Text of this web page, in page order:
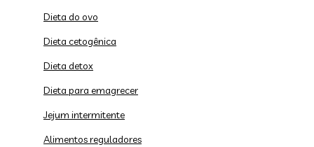
Dieta do ovo
Dieta cetogênica
Dieta detox
Dieta para emagrecer
Jejum intermitente
Alimentos reguladores